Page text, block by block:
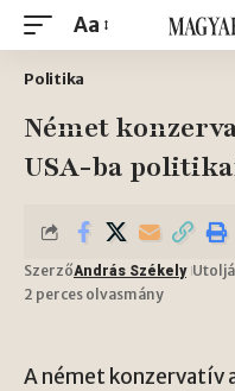
Aa
Politika
Német
USA-ba
SzerzőAndrás Székely
2 perces olvasmány
A német konzervatív